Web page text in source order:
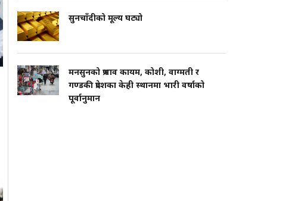
सुनचाँदीको मूल्य घट्यो
मनसुनको प्रभाव कायम, कोशी, वाग्मती र
गण्डकी प्रदेशका केही स्थानमा भारी वर्षाको
पूर्वानुमान